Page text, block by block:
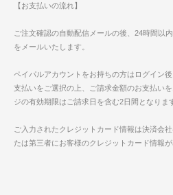
【お支払いの流れ】
ご注文確認の自動配信メールの後、24時間以
をメールいたします。
ペイパルアカウントをお持ちの方はログイン
支払いをご選択の上、ご請求金額のお支払い
ジの有効期限はご請求日を含む2日間となりま
ご入力されたクレジットカード情報は決済会
たは第三者にお客様のクレジットカード情報